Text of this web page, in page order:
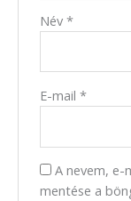
Név*
E-mail*
A nevem, e-
mentése a